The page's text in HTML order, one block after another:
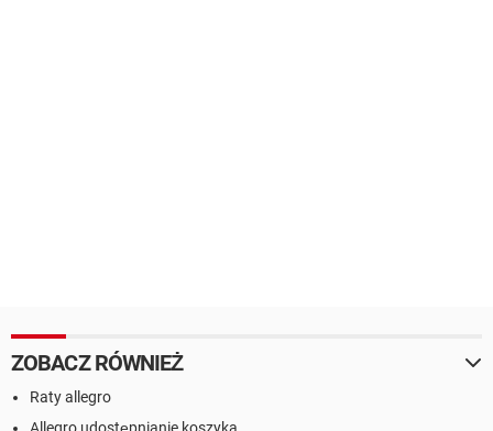
ZOBACZ RÓWNIEŻ
Raty allegro